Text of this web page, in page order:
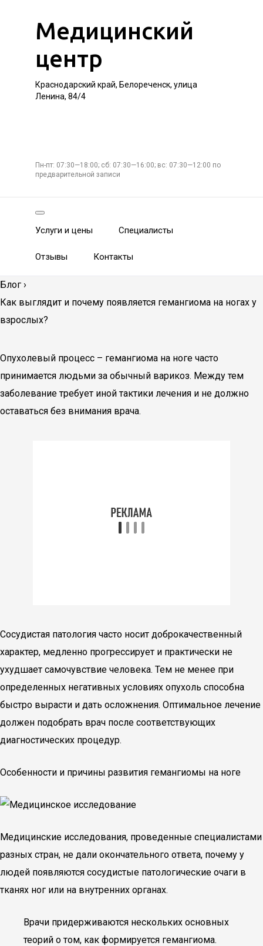
Медицинский
центр
Краснодарский край, Белореченск, улица
Ленина, 84/4
Пн-пт: 07:30—18:00; сб: 07:30—16:00; вс: 07:30—12:00 по
предварительной записи
Услуги и цены Специалисты
Отзывы Контакты
Блог ›
Как выглядит и почему появляется гемангиома на ногах у
взрослых?
Опухолевый процесс – гемангиома на ноге часто
принимается людьми за обычный варикоз. Между тем
заболевание требует иной тактики лечения и не должно
оставаться без внимания врача.
Сосудистая патология часто носит доброкачественный
характер, медленно прогрессирует и практически не
ухудшает самочувствие человека. Тем не менее при
определенных негативных условиях опухоль способна
быстро вырасти и дать осложнения. Оптимальное лечение
должен подобрать врач после соответствующих
диагностических процедур.
Особенности и причины развития гемангиомы на ноге
Медицинские исследования, проведенные специалистами
разных стран, не дали окончательного ответа, почему у
людей появляются сосудистые патологические очаги в
тканях ног или на внутренних органах.
Врачи придерживаются нескольких основных
теорий о том, как формируется гемангиома.